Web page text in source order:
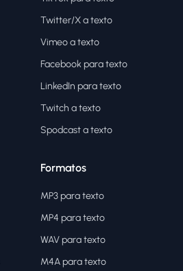
Twitter/X a texto
Vimeo a texto
Facebook para texto
LinkedIn para texto
Twitch a texto
Spodcast a texto
Formatos
MP3 para texto
MP4 para texto
WAV para texto
M4A para texto